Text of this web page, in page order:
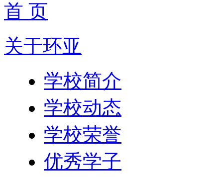
首 页
关于环亚
学校简介
学校动态
学校荣誉
优秀学子